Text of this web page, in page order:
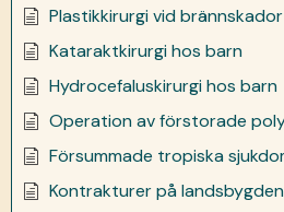
Plastikkirurgi vid
Kataraktkirurgi hos barn
Hydrocefaluskirurgi hos barn
Operation av förstorade
Försummade tropiska
Kontrakturer på